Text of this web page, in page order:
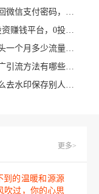
付密码，微信密码找回短信？
钱平台，0投资免费赚钱？
少流量，一个月摄像头4g流量消耗？
法有哪些，淘宝引流方法？
的视频，抖音怎么去水印保存别人的视频免费？
更多>
到的温暖和源源
吹过，你的心思